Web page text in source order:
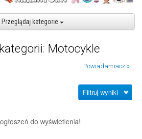
Przeglądaj kategorie
Motocykle
Powiadamiacz »
Filtruj wyniki
do wyświetlenia!